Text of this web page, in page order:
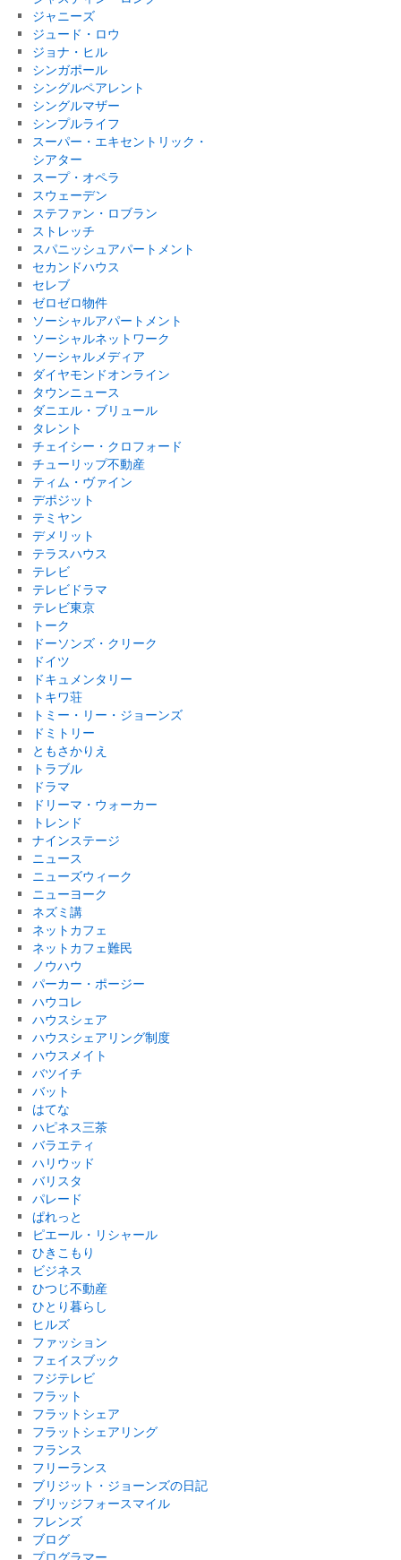
ジャニーズ
ジュード・ロウ
ジョナ・ヒル
シンガポール
シングルペアレント
シングルマザー
シンプルライフ
スーパー・エキセントリック・
シアター
スープ・オペラ
スウェーデン
ステファン・ロブラン
ストレッチ
スパニッシュアパートメント
セカンドハウス
セレブ
ゼロゼロ物件
ソーシャルアパートメント
ソーシャルネットワーク
ソーシャルメディア
ダイヤモンドオンライン
タウンニュース
ダニエル・ブリュール
タレント
チェイシー・クロフォード
チューリップ不動産
ティム・ヴァイン
デポジット
テミヤン
デメリット
テラスハウス
テレビ
テレビドラマ
テレビ東京
トーク
ドーソンズ・クリーク
ドイツ
ドキュメンタリー
トキワ荘
トミー・リー・ジョーンズ
ドミトリー
ともさかりえ
トラブル
ドラマ
ドリーマ・ウォーカー
トレンド
ナインステージ
ニュース
ニューズウィーク
ニューヨーク
ネズミ講
ネットカフェ
ネットカフェ難民
ノウハウ
パーカー・ポージー
ハウコレ
ハウスシェア
ハウスシェアリング制度
ハウスメイト
バツイチ
バット
はてな
ハピネス三茶
バラエティ
ハリウッド
バリスタ
パレード
ぱれっと
ピエール・リシャール
ひきこもり
ビジネス
ひつじ不動産
ひとり暮らし
ヒルズ
ファッション
フェイスブック
フジテレビ
フラット
フラットシェア
フラットシェアリング
フランス
フリーランス
ブリジット・ジョーンズの日記
ブリッジフォースマイル
フレンズ
ブログ